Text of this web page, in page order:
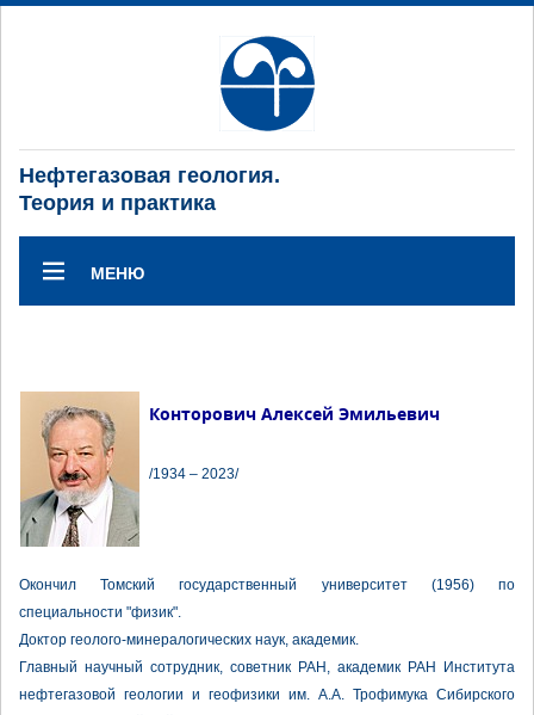
Нефтегазовая геология.
Теория и практика
МЕНЮ
Конторович Алексей Эмильевич
/1934 – 2023/
Окончил Томский государственный университет (1956) по
специальности "физик".
Доктор геолого-минералогических наук, академик.
Главный научный сотрудник, советник РАН, академик РАН Института
нефтегазовой геологии и геофизики им. А.А. Трофимука Сибирского